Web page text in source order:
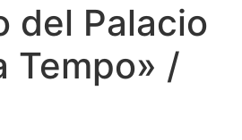
del Palacio
Tempo» /